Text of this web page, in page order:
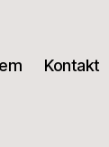
Kontakt